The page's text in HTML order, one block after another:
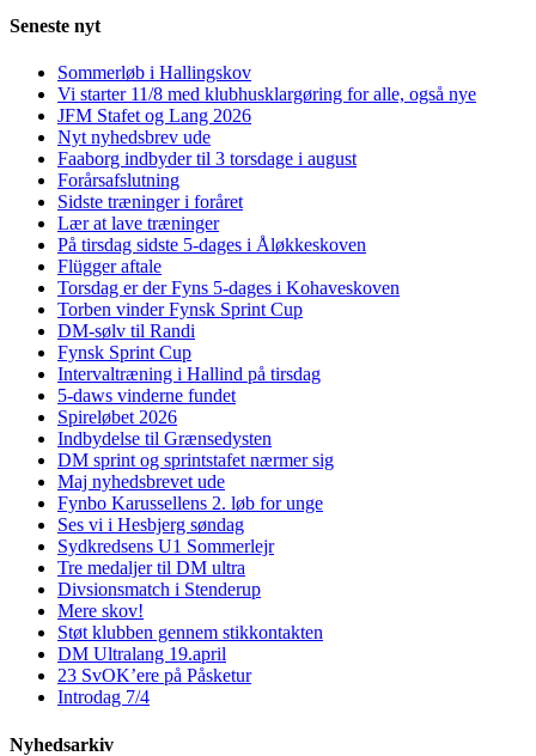
Seneste nyt
Sommerløb i Hallingskov
Vi starter 11/8 med klubhusklargøring for alle, også nye
JFM Stafet og Lang 2026
Nyt nyhedsbrev ude
Faaborg indbyder til 3 torsdage i august
Forårsafslutning
Sidste træninger i foråret
Lær at lave træninger
På tirsdag sidste 5-dages i Åløkkeskoven
Flügger aftale
Torsdag er der Fyns 5-dages i Kohaveskoven
Torben vinder Fynsk Sprint Cup
DM-sølv til Randi
Fynsk Sprint Cup
Intervaltræning i Hallind på tirsdag
5-daws vinderne fundet
Spireløbet 2026
Indbydelse til Grænsedysten
DM sprint og sprintstafet nærmer sig
Maj nyhedsbrevet ude
Fynbo Karussellens 2. løb for unge
Ses vi i Hesbjerg søndag
Sydkredsens U1 Sommerlejr
Tre medaljer til DM ultra
Divsionsmatch i Stenderup
Mere skov!
Støt klubben gennem stikkontakten
DM Ultralang 19.april
23 SvOK’ere på Påsketur
Introdag 7/4
Nyhedsarkiv